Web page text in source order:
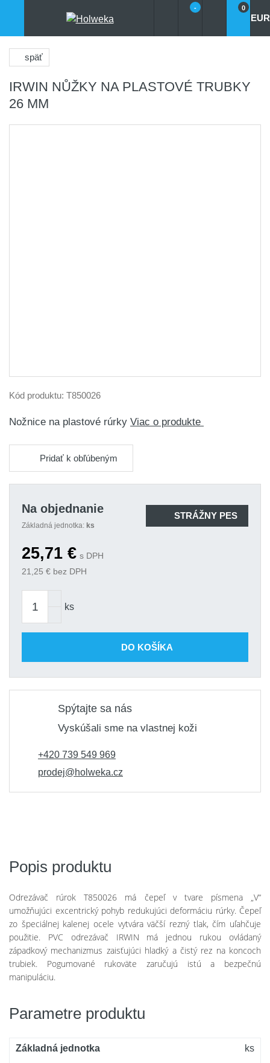
- 0
EUR
späť
IRWIN NŮŽKY NA PLASTOVÉ TRUBKY
26 MM
Kód produktu: T850026
Nožnice na plastové rúrky Viac o produkte
Pridať k obľúbeným
Na objednanie
Základná jednotka: ks
STRÁŽNY PES
25,71 € s DPH
21,25 € bez DPH
ks
DO KOŠÍKA
Spýtajte sa nás
Vyskúšali sme na vlastnej koži
+420 739 549 969
prodej@holweka.cz
Popis produktu
Odrezávač rúrok T850026 má čepeľ v tvare písmena „V“
umožňujúci excentrický pohyb redukujúci deformáciu rúrky. Čepeľ
zo špeciálnej kalenej ocele vytvára väčší rezný tlak, čím uľahčuje
použitie. PVC odrezávač IRWIN má jednou rukou ovládaný
západkový mechanizmus zaisťujúci hladký a čistý rez na koncoch
trubiek. Pogumované rukoväte zaručujú istú a bezpečnú
manipuláciu.
Parametre produktu
Základná jednotka
ks